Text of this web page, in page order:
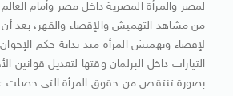
لمصر والمرأة المصرية داخل مصر وأمام
من مشاهد التهميش والإقصاء والقهر، بعد أن
لإقصاء وتهميش المرأة منذ بداية حكم
التيارات داخل البرلمان وقتها لتعديل قوانين
بصورة تنتقص من حقوق المرأة التى حصلت